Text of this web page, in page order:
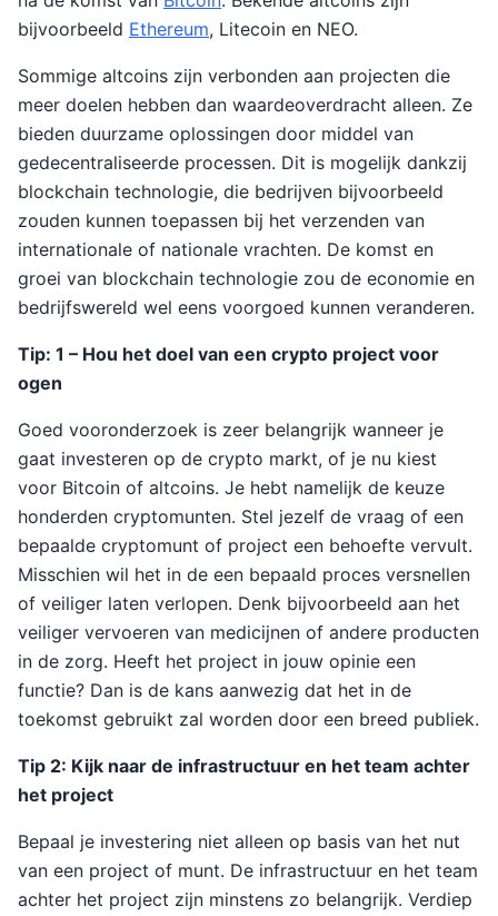
bijvoorbeeld Ethereum, Litecoin en NEO.
Sommige altcoins zijn verbonden aan projecten die
meer doelen hebben dan waardeoverdracht alleen. Ze
bieden duurzame oplossingen door middel van
gedecentraliseerde processen. Dit is mogelijk dankzij
blockchain technologie, die bedrijven bijvoorbeeld
zouden kunnen toepassen bij het verzenden van
internationale of nationale vrachten. De komst en
groei van blockchain technologie zou de economie en
bedrijfswereld wel eens voorgoed kunnen veranderen.
Tip: 1 – Hou het doel van een crypto project voor
ogen
Goed vooronderzoek is zeer belangrijk wanneer je
gaat investeren op de crypto markt, of je nu kiest
voor Bitcoin of altcoins. Je hebt namelijk de keuze
honderden cryptomunten. Stel jezelf de vraag of een
bepaalde cryptomunt of project een behoefte vervult.
Misschien wil het in de een bepaald proces versnellen
of veiliger laten verlopen. Denk bijvoorbeeld aan het
veiliger vervoeren van medicijnen of andere producten
in de zorg. Heeft het project in jouw opinie een
functie? Dan is de kans aanwezig dat het in de
toekomst gebruikt zal worden door een breed publiek.
Tip 2: Kijk naar de infrastructuur en het team achter
het project
Bepaal je investering niet alleen op basis van het nut
van een project of munt. De infrastructuur en het team
achter het project zijn minstens zo belangrijk. Verdiep